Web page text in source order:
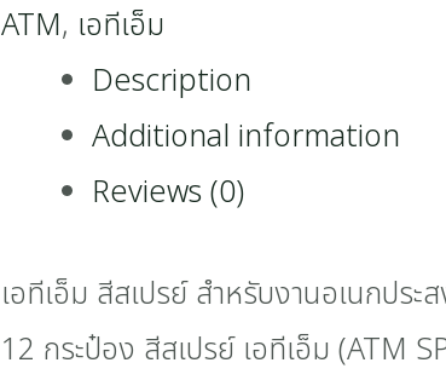
ATM, เอทีเอ็ม
Description
Additional information
Reviews (0)
เอทีเอ็ม สีสเปรย์ สำหรับงานอเนกประ
12 กระป๋อง สีสเปรย์ เอทีเอ็ม (ATM